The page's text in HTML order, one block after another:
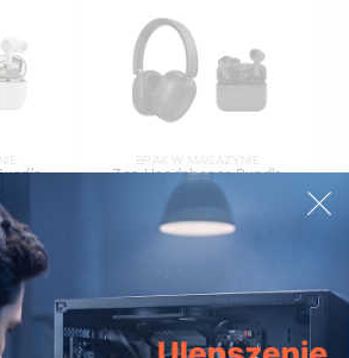
BRAK W MAGAZYNIE
Zen Headphones Bundle
348,00zł 388,00zł